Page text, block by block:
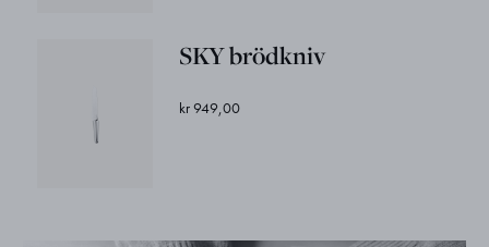
SKY brödkniv
kr 949,00